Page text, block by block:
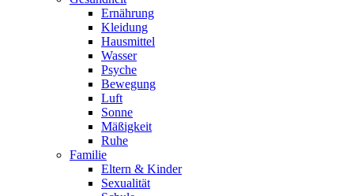
Ernährung
Kleidung
Hausmittel
Wasser
Psyche
Bewegung
Luft
Sonne
Mäßigkeit
Ruhe
Familie
Eltern & Kinder
Sexualität